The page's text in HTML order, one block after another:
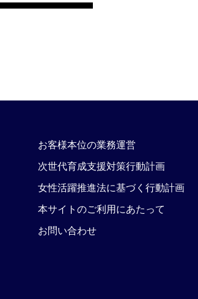
お客様本位の業務運営
次世代育成支援対策行動計画
女性活躍推進法に基づく行動計画
本サイトのご利用にあたって
お問い合わせ